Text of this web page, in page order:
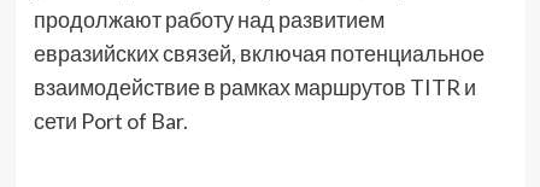
продолжают работу над развитием
евразийских связей, включая потенциальное
взаимодействие в рамках маршрутов TITR и
сети Port of Bar.